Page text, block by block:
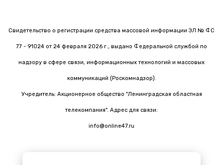
Свидетельство о регистрации средства массовой информации ЭЛ № ФС
77 - 91024 от 24 февраля 2026 г., выдано Федеральной службой по
надзору в сфере связи, информационных технологий и массовых
коммуникаций (Роскомнадзор).
Учредитель: Акционерное общество "Ленинградская областная
телекомпания". Адрес для связи:
info@online47.ru